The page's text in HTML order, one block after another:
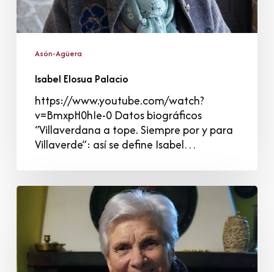
Asón-Agüera
Isabel Elosua Palacio
https://www.youtube.com/watch?
v=BmxpH0hIe-0 Datos biográficos
“Villaverdana a tope. Siempre por y para
Villaverde”: así se define Isabel…
Teresa
Fernández
Sánchez
Vallejo